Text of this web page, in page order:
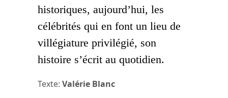
historiques, aujourd’hui, les
célébrités qui en font un lieu de
villégiature privilégié, son
histoire s’écrit au quotidien.
Texte: Valérie Blanc